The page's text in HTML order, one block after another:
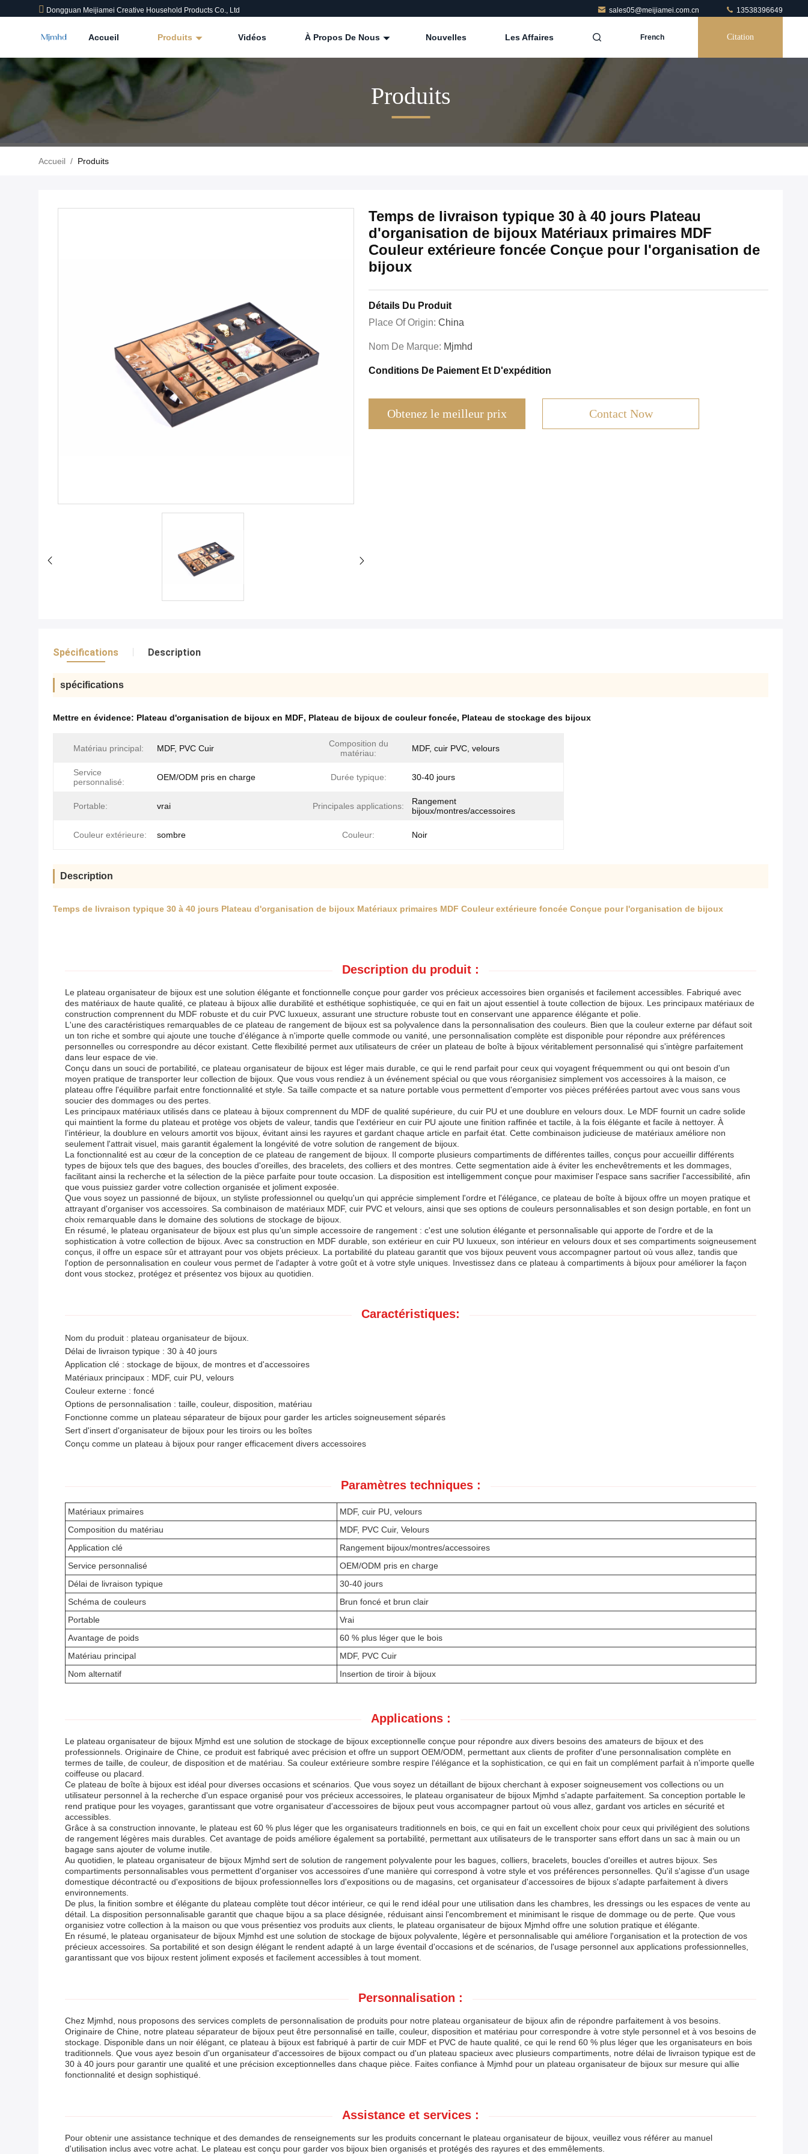
Dongguan Meijiamei Creative Household Products Co., Ltd sales05@meijiamei.com.cn 13538396649
Accueil Produits Vidéos À Propos De Nous Nouvelles Les Affaires French Citation
Produits
Accueil / Produits
Temps de livraison typique 30 à 40 jours Plateau
d'organisation de bijoux Matériaux primaires MDF
Couleur extérieure foncée Conçue pour l'organisation de
bijoux
Détails Du Produit
Place Of Origin: China
Nom De Marque: Mjmhd
Conditions De Paiement Et D'expédition
Obtenez le meilleur prix Contact Now
Spécifications Description
spécifications
Mettre en évidence: Plateau d'organisation de bijoux en MDF, Plateau de bijoux de couleur foncée, Plateau de stockage des bijoux
Matériau principal: MDF, PVC Cuir
Composition du
matériau:
MDF, cuir PVC, velours
Service
personnalisé:
OEM/ODM pris en charge Durée typique: 30-40 jours
Portable: vrai Principales applications:
Rangement
bijoux/montres/accessoires
Couleur extérieure: sombre Couleur: Noir
Description
Temps de livraison typique 30 à 40 jours Plateau d'organisation de bijoux Matériaux primaires MDF Couleur extérieure foncée Conçue pour l'organisation de bijoux
Description du produit :
Le plateau organisateur de bijoux est une solution élégante et fonctionnelle conçue pour garder vos précieux accessoires bien organisés et facilement accessibles. Fabriqué avec
des matériaux de haute qualité, ce plateau à bijoux allie durabilité et esthétique sophistiquée, ce qui en fait un ajout essentiel à toute collection de bijoux. Les principaux matériaux de
construction comprennent du MDF robuste et du cuir PVC luxueux, assurant une structure robuste tout en conservant une apparence élégante et polie.
L'une des caractéristiques remarquables de ce plateau de rangement de bijoux est sa polyvalence dans la personnalisation des couleurs. Bien que la couleur externe par défaut soit
un ton riche et sombre qui ajoute une touche d'élégance à n'importe quelle commode ou vanité, une personnalisation complète est disponible pour répondre aux préférences
personnelles ou correspondre au décor existant. Cette flexibilité permet aux utilisateurs de créer un plateau de boîte à bijoux véritablement personnalisé qui s'intègre parfaitement
dans leur espace de vie.
Conçu dans un souci de portabilité, ce plateau organisateur de bijoux est léger mais durable, ce qui le rend parfait pour ceux qui voyagent fréquemment ou qui ont besoin d'un
moyen pratique de transporter leur collection de bijoux. Que vous vous rendiez à un événement spécial ou que vous réorganisiez simplement vos accessoires à la maison, ce
plateau offre l'équilibre parfait entre fonctionnalité et style. Sa taille compacte et sa nature portable vous permettent d'emporter vos pièces préférées partout avec vous sans vous
soucier des dommages ou des pertes.
Les principaux matériaux utilisés dans ce plateau à bijoux comprennent du MDF de qualité supérieure, du cuir PU et une doublure en velours doux. Le MDF fournit un cadre solide
qui maintient la forme du plateau et protège vos objets de valeur, tandis que l'extérieur en cuir PU ajoute une finition raffinée et tactile, à la fois élégante et facile à nettoyer. À
l’intérieur, la doublure en velours amortit vos bijoux, évitant ainsi les rayures et gardant chaque article en parfait état. Cette combinaison judicieuse de matériaux améliore non
seulement l'attrait visuel, mais garantit également la longévité de votre solution de rangement de bijoux.
La fonctionnalité est au cœur de la conception de ce plateau de rangement de bijoux. Il comporte plusieurs compartiments de différentes tailles, conçus pour accueillir différents
types de bijoux tels que des bagues, des boucles d'oreilles, des bracelets, des colliers et des montres. Cette segmentation aide à éviter les enchevêtrements et les dommages,
facilitant ainsi la recherche et la sélection de la pièce parfaite pour toute occasion. La disposition est intelligemment conçue pour maximiser l'espace sans sacrifier l'accessibilité, afin
que vous puissiez garder votre collection organisée et joliment exposée.
Que vous soyez un passionné de bijoux, un styliste professionnel ou quelqu'un qui apprécie simplement l'ordre et l'élégance, ce plateau de boîte à bijoux offre un moyen pratique et
attrayant d'organiser vos accessoires. Sa combinaison de matériaux MDF, cuir PVC et velours, ainsi que ses options de couleurs personnalisables et son design portable, en font un
choix remarquable dans le domaine des solutions de stockage de bijoux.
En résumé, le plateau organisateur de bijoux est plus qu'un simple accessoire de rangement : c'est une solution élégante et personnalisable qui apporte de l'ordre et de la
sophistication à votre collection de bijoux. Avec sa construction en MDF durable, son extérieur en cuir PU luxueux, son intérieur en velours doux et ses compartiments soigneusement
conçus, il offre un espace sûr et attrayant pour vos objets précieux. La portabilité du plateau garantit que vos bijoux peuvent vous accompagner partout où vous allez, tandis que
l'option de personnalisation en couleur vous permet de l'adapter à votre goût et à votre style uniques. Investissez dans ce plateau à compartiments à bijoux pour améliorer la façon
dont vous stockez, protégez et présentez vos bijoux au quotidien.
Caractéristiques:
Nom du produit : plateau organisateur de bijoux.
Délai de livraison typique : 30 à 40 jours
Application clé : stockage de bijoux, de montres et d'accessoires
Matériaux principaux : MDF, cuir PU, velours
Couleur externe : foncé
Options de personnalisation : taille, couleur, disposition, matériau
Fonctionne comme un plateau séparateur de bijoux pour garder les articles soigneusement séparés
Sert d'insert d'organisateur de bijoux pour les tiroirs ou les boîtes
Conçu comme un plateau à bijoux pour ranger efficacement divers accessoires
Paramètres techniques :
Matériaux primaires
MDF, cuir PU, velours
Composition du matériau
MDF, PVC Cuir, Velours
Application clé
Rangement bijoux/montres/accessoires
Service personnalisé
OEM/ODM pris en charge
Délai de livraison typique
30-40 jours
Schéma de couleurs
Brun foncé et brun clair
Portable
Vrai
Avantage de poids
60 % plus léger que le bois
Matériau principal
MDF, PVC Cuir
Nom alternatif
Insertion de tiroir à bijoux
Applications :
Le plateau organisateur de bijoux Mjmhd est une solution de stockage de bijoux exceptionnelle conçue pour répondre aux divers besoins des amateurs de bijoux et des
professionnels. Originaire de Chine, ce produit est fabriqué avec précision et offre un support OEM/ODM, permettant aux clients de profiter d'une personnalisation complète en
termes de taille, de couleur, de disposition et de matériau. Sa couleur extérieure sombre respire l'élégance et la sophistication, ce qui en fait un complément parfait à n'importe quelle
coiffeuse ou placard.
Ce plateau de boîte à bijoux est idéal pour diverses occasions et scénarios. Que vous soyez un détaillant de bijoux cherchant à exposer soigneusement vos collections ou un
utilisateur personnel à la recherche d'un espace organisé pour vos précieux accessoires, le plateau organisateur de bijoux Mjmhd s'adapte parfaitement. Sa conception portable le
rend pratique pour les voyages, garantissant que votre organisateur d'accessoires de bijoux peut vous accompagner partout où vous allez, gardant vos articles en sécurité et
accessibles.
Grâce à sa construction innovante, le plateau est 60 % plus léger que les organisateurs traditionnels en bois, ce qui en fait un excellent choix pour ceux qui privilégient des solutions
de rangement légères mais durables. Cet avantage de poids améliore également sa portabilité, permettant aux utilisateurs de le transporter sans effort dans un sac à main ou un
bagage sans ajouter de volume inutile.
Au quotidien, le plateau organisateur de bijoux Mjmhd sert de solution de rangement polyvalente pour les bagues, colliers, bracelets, boucles d'oreilles et autres bijoux. Ses
compartiments personnalisables vous permettent d'organiser vos accessoires d'une manière qui correspond à votre style et vos préférences personnelles. Qu'il s'agisse d'un usage
domestique décontracté ou d'expositions de bijoux professionnelles lors d'expositions ou de magasins, cet organisateur d'accessoires de bijoux s'adapte parfaitement à divers
environnements.
De plus, la finition sombre et élégante du plateau complète tout décor intérieur, ce qui le rend idéal pour une utilisation dans les chambres, les dressings ou les espaces de vente au
détail. La disposition personnalisable garantit que chaque bijou a sa place désignée, réduisant ainsi l'encombrement et minimisant le risque de dommage ou de perte. Que vous
organisiez votre collection à la maison ou que vous présentiez vos produits aux clients, le plateau organisateur de bijoux Mjmhd offre une solution pratique et élégante.
En résumé, le plateau organisateur de bijoux Mjmhd est une solution de stockage de bijoux polyvalente, légère et personnalisable qui améliore l'organisation et la protection de vos
précieux accessoires. Sa portabilité et son design élégant le rendent adapté à un large éventail d'occasions et de scénarios, de l'usage personnel aux applications professionnelles,
garantissant que vos bijoux restent joliment exposés et facilement accessibles à tout moment.
Personnalisation :
Chez Mjmhd, nous proposons des services complets de personnalisation de produits pour notre plateau organisateur de bijoux afin de répondre parfaitement à vos besoins.
Originaire de Chine, notre plateau séparateur de bijoux peut être personnalisé en taille, couleur, disposition et matériau pour correspondre à votre style personnel et à vos besoins de
stockage. Disponible dans un noir élégant, ce plateau à bijoux est fabriqué à partir de cuir MDF et PVC de haute qualité, ce qui le rend 60 % plus léger que les organisateurs en bois
traditionnels. Que vous ayez besoin d'un organisateur d'accessoires de bijoux compact ou d'un plateau spacieux avec plusieurs compartiments, notre délai de livraison typique est de
30 à 40 jours pour garantir une qualité et une précision exceptionnelles dans chaque pièce. Faites confiance à Mjmhd pour un plateau organisateur de bijoux sur mesure qui allie
fonctionnalité et design sophistiqué.
Assistance et services :
Pour obtenir une assistance technique et des demandes de renseignements sur les produits concernant le plateau organisateur de bijoux, veuillez vous référer au manuel
d'utilisation inclus avec votre achat. Le plateau est conçu pour garder vos bijoux bien organisés et protégés des rayures et des emmêlements.